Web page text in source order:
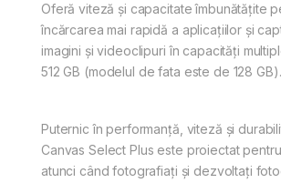
Oferă viteză și capacitate îmbunătățite
încărcarea mai rapidă a aplicațiilor și
imagini și videoclipuri în capacități
512 GB (modelul de fata este de 128 GB).
Puternic în performanță, viteză și
Canvas Select Plus este proiectat
atunci când fotografiați și dezvoltați